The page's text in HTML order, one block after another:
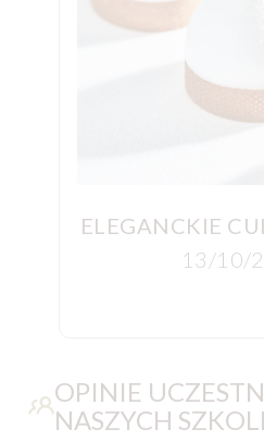
ELEGANCKIE
13/10/
OPINIE
NASZYCH